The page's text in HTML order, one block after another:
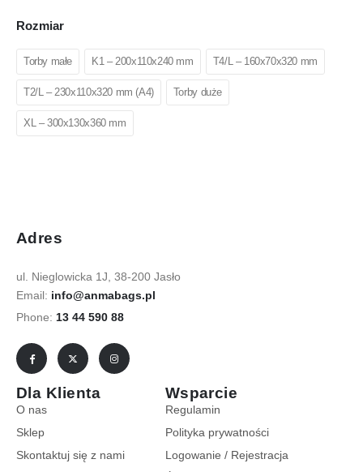
Rozmiar
Torby małe K1 – 200x110x240 mm T4/L – 160x70x320 mm
T2/L – 230x110x320 mm (A4) Torby duże
XL – 300x130x360 mm
Adres
ul. Nieglowicka 1J, 38-200 Jasło
Email: info@anmabags.pl
Phone: 13 44 590 88
Dla Klienta
O nas
Sklep
Skontaktuj się z nami
Wsparcie
Regulamin
Polityka prywatności
Logowanie / Rejestracja